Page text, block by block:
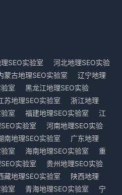
SEO实验室
河北地理SEO实验
蒙古地理SEO实验室
辽宁地理
室
黑龙江地理SEO实验
苏地理SEO实验室
浙江地理
室 福建地理SEO实验室
江
实验室
河南地理SEO实验
南地理SEO实验室
广东地理
室 海南地理SEO实验室
重
实验室
贵州地理SEO实验
藏地理SEO实验室
陕西地理
室 青海地理SEO实验室
宁